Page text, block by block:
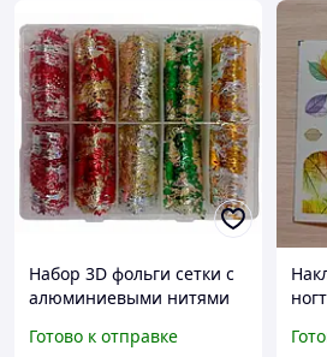
Набор 3D фольги сетки с
алюминиевыми нитями
10 шт Ассорти
Готово к отправке